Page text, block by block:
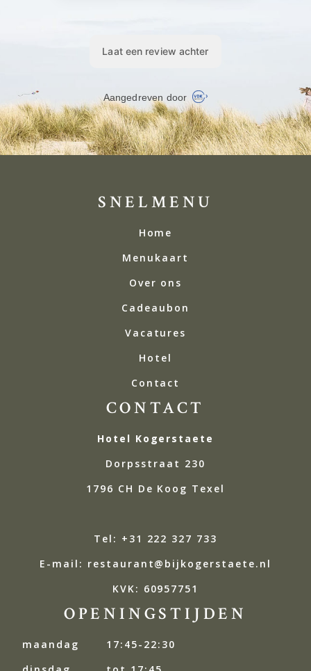
SNELMENU
Home
Menukaart
Over ons
Cadeaubon
Vacatures
Hotel
Contact
CONTACT
Hotel Kogerstaete
Dorpsstraat 230
1796 CH De Koog Texel
Tel: +31 222 327 733
E-mail: restaurant@bijkogerstaete.nl
KVK: 60957751
OPENINGSTIJDEN
maandag
17:45-22:30